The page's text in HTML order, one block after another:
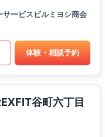
ービスビルミヨシ商会
体験・相談予約
谷町六丁目